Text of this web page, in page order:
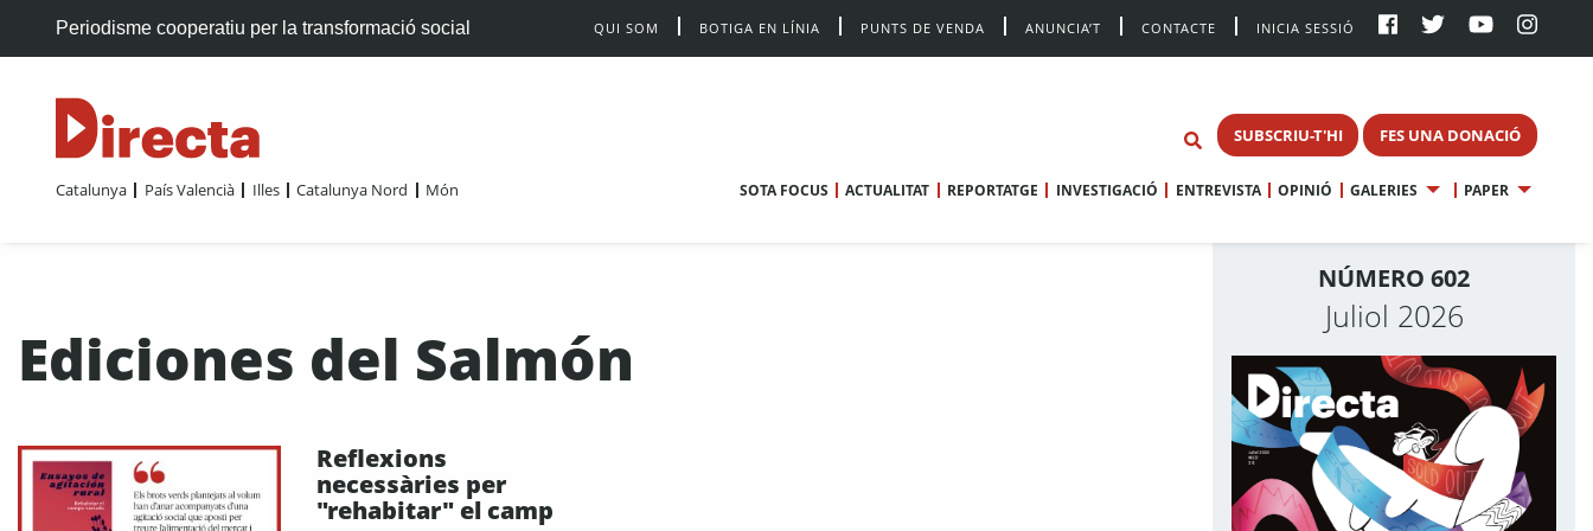
Periodisme cooperatiu per la transformació social QUI SOM BOTIGA EN LÍNIA PUNTS DE VENDA ANUNCIA’T CONTACTE INICIA SESSIÓ
SUBSCRIU-T'HI FES UNA DONACIÓ
Catalunya País Valencià Illes Catalunya Nord Món SOTA FOCUS ACTUALITAT REPORTATGE INVESTIGACIÓ ENTREVISTA OPINIÓ GALERIES PAPER
Ediciones del Salmón
Reflexions
necessàries per
"rehabitar" el camp
NÚMERO 602
Juliol 2026